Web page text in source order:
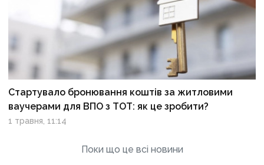
Стартувало бронювання коштів за житловими
ваучерами для ВПО з ТОТ: як це зробити?
1 травня, 11:14
Поки що це всі новини